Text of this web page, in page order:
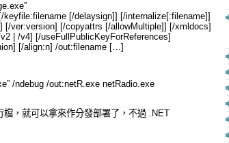
[/delaysign]] [/internalize[:filename]]
[/ver:version] [/copyattrs [/allowMultiple]] [/xmldocs]
| /v4] [/useFullPublicKeyForReferences]
[/align:n] /out:filename […]
/ndebug /out:netR.exe netRadio.exe
，就可以拿來作分發部署了，不過 .NET